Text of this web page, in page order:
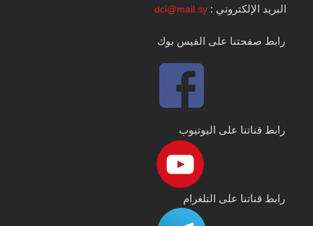
البريد الإلكتروني :dci@mail.sy
رابط صفحتنا على الفيس بوك
رابط قناتنا على اليوتيوب
رابط قناتنا على التلغرام